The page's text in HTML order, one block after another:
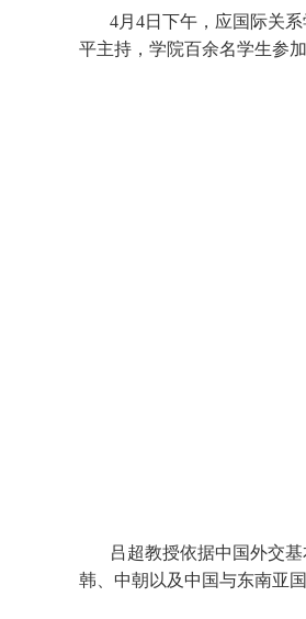
4月4日下午，应国际关
平主持，学院百余名学生参加
吕超教授依据中国外交
韩、中朝以及中国与东南亚